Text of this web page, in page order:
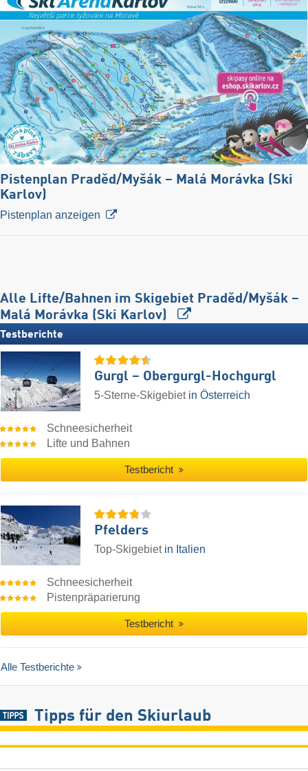
Pistenplan Praděd/​Myšák – Malá Morávka (Ski
Karlov)
Pistenplan anzeigen
Alle Lifte/Bahnen im Skigebiet Praděd/​Myšák –
Malá Morávka (Ski Karlov)
Testberichte
Gurgl – Obergurgl-Hochgurgl
5-Sterne-Skigebiet in Österreich
Schneesicherheit
Lifte und Bahnen
Testbericht
Pfelders
Top-Skigebiet in Italien
Schneesicherheit
Pistenpräparierung
Testbericht
Alle Testberichte
Tipps für den Skiurlaub